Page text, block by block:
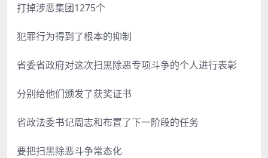
打掉涉恶集团1275个
犯罪行为得到了根本的抑制
省委省政府对这次扫黑除恶专项斗争的个人进行表彰
分别给他们颁发了获奖证书
省政法委书记周志和布置了下一阶段的任务
要把扫黑除恶斗争常态化